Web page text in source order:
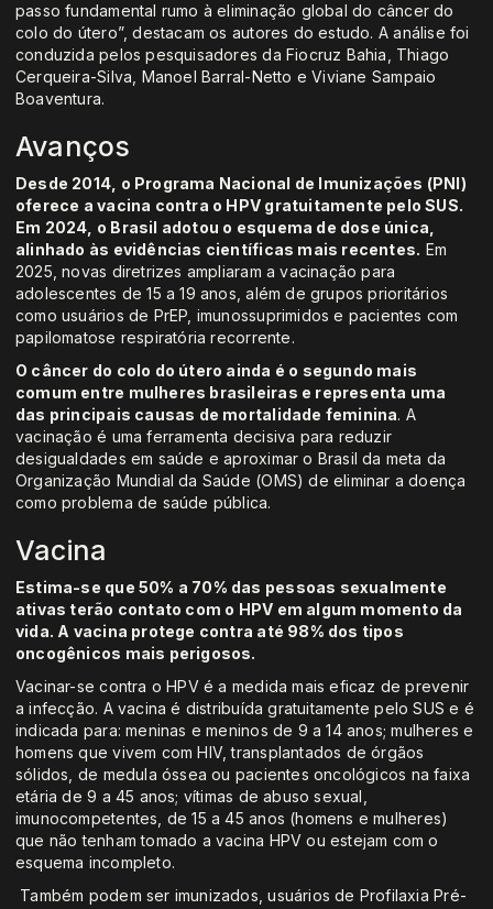
passo fundamental rumo à eliminação global do câncer do
colo do útero”, destacam os autores do estudo. A análise foi
conduzida pelos pesquisadores da Fiocruz Bahia, Thiago
Cerqueira-Silva, Manoel Barral-Netto e Viviane Sampaio
Boaventura.
Avanços
Desde 2014, o Programa Nacional de Imunizações (PNI)
oferece a vacina contra o HPV gratuitamente pelo SUS.
Em 2024, o Brasil adotou o esquema de dose única,
alinhado às evidências científicas mais recentes. Em
2025, novas diretrizes ampliaram a vacinação para
adolescentes de 15 a 19 anos, além de grupos prioritários
como usuários de PrEP, imunossuprimidos e pacientes com
papilomatose respiratória recorrente.
O câncer do colo do útero ainda é o segundo mais
comum entre mulheres brasileiras e representa uma
das principais causas de mortalidade feminina. A
vacinação é uma ferramenta decisiva para reduzir
desigualdades em saúde e aproximar o Brasil da meta da
Organização Mundial da Saúde (OMS) de eliminar a doença
como problema de saúde pública.
Vacina
Estima-se que 50% a 70% das pessoas sexualmente
ativas terão contato com o HPV em algum momento da
vida. A vacina protege contra até 98% dos tipos
oncogênicos mais perigosos.
Vacinar-se contra o HPV é a medida mais eficaz de prevenir
a infecção. A vacina é distribuída gratuitamente pelo SUS e é
indicada para: meninas e meninos de 9 a 14 anos; mulheres e
homens que vivem com HIV, transplantados de órgãos
sólidos, de medula óssea ou pacientes oncológicos na faixa
etária de 9 a 45 anos; vítimas de abuso sexual,
imunocompetentes, de 15 a 45 anos (homens e mulheres)
que não tenham tomado a vacina HPV ou estejam com o
esquema incompleto.
Também podem ser imunizados, usuários de Profilaxia Pré-